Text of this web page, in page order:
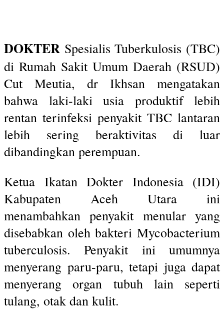
DOKTER Spesialis Tuberkulosis (TBC)
di Rumah Sakit Umum Daerah (RSUD)
Cut Meutia, dr Ikhsan mengatakan
bahwa laki-laki usia produktif lebih
rentan terinfeksi penyakit TBC lantaran
lebih sering beraktivitas di luar
dibandingkan perempuan.
Ketua Ikatan Dokter Indonesia (IDI)
Kabupaten Aceh Utara ini
menambahkan penyakit menular yang
disebabkan oleh bakteri Mycobacterium
tuberculosis. Penyakit ini umumnya
menyerang paru-paru, tetapi juga dapat
menyerang organ tubuh lain seperti
tulang, otak dan kulit.